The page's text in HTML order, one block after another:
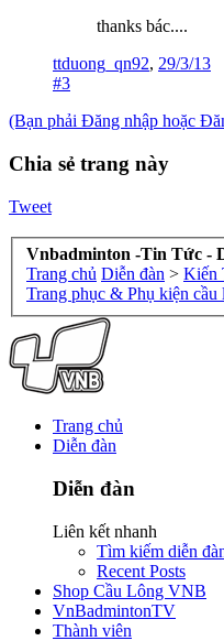
thanks bác....
ttduong_qn92, 29/3/13
#3
(Bạn phải Đăng nhập hoặc
Chia sẻ trang này
Tweet
Vnbadminton -Tin Tức -
Trang chủ Diễn đàn > Kiến
Trang phục & Phụ kiện cầu
Trang chủ
Diễn đàn
Diễn đàn
Liên kết nhanh
Tìm kiếm diễn
Recent Posts
Shop Cầu Lông VNB
VnBadmintonTV
Thành viên